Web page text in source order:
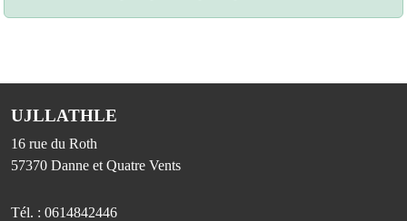
UJLLATHLE
16 rue du Roth
57370 Danne et Quatre Vents
Tél. : 0614842446